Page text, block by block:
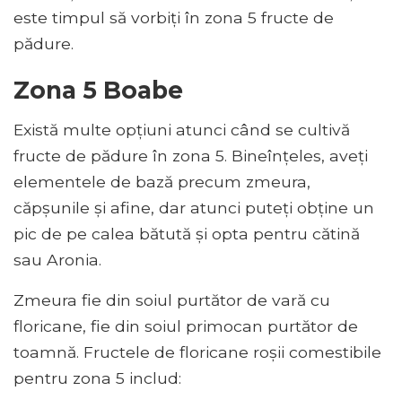
este timpul să vorbiți în zona 5 fructe de
pădure.
Zona 5 Boabe
Există multe opțiuni atunci când se cultivă
fructe de pădure în zona 5. Bineînțeles, aveți
elementele de bază precum zmeura,
căpșunile și afine, dar atunci puteți obține un
pic de pe calea bătută și opta pentru cătină
sau Aronia.
Zmeura fie din soiul purtător de vară cu
floricane, fie din soiul primocan purtător de
toamnă. Fructele de floricane roșii comestibile
pentru zona 5 includ: